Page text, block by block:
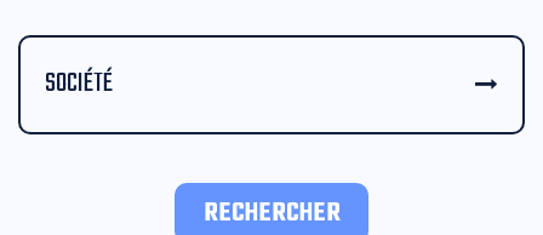
SOCIÉTÉ
RECHERCHER